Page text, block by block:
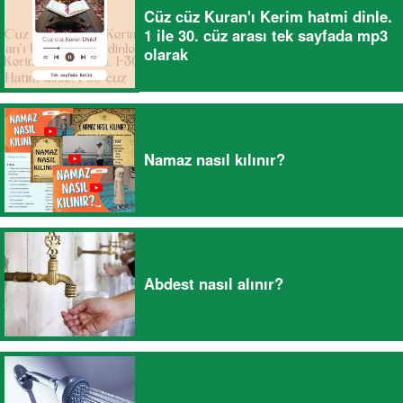
Cüz cüz Kuran'ı Kerim hatmi dinle.
1 ile 30. cüz arası tek sayfada mp3
olarak
Namaz nasıl kılınır?
Abdest nasıl alınır?